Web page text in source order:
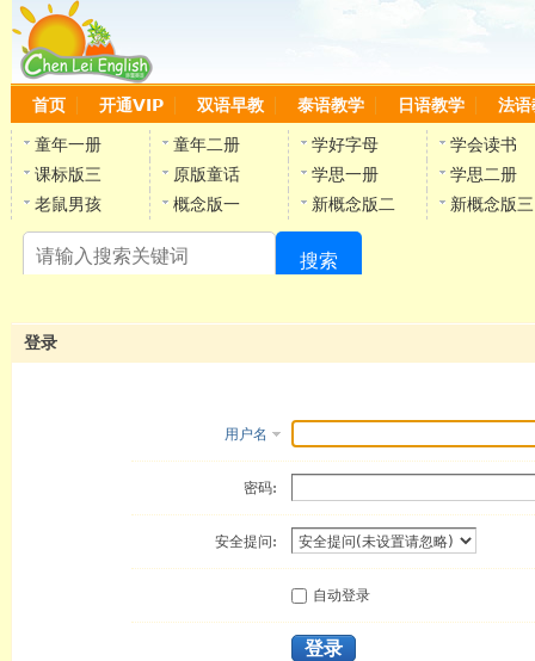
首页 开通VIP 双语早教 泰语教学 日语教学 法语
童年一册 童年二册 学好字母
学会读书
课标版三
原版童话 学思一册
学思二册
老鼠男孩
概念版一 新概念版二 新概念版三
搜索
登录
用户名
密码:
安全提问:
自动登录
登录